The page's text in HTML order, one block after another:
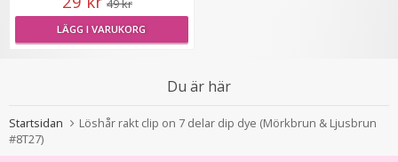
★★
49 kr
LÄGG I VARUKORG
Du är här
Startsidan
Löshår rakt clip on 7 delar dip dye (Mörkbrun & Ljusbrun
#8T27)